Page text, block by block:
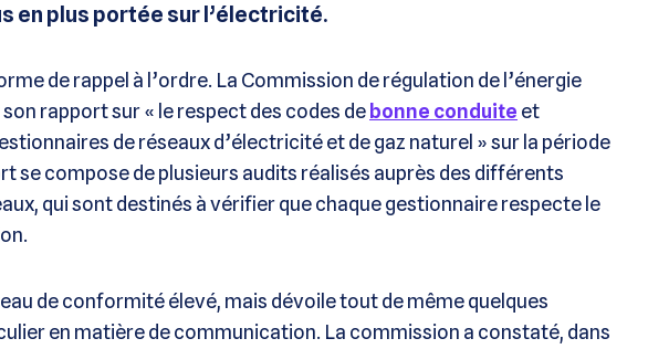
en plus portée sur l’électricité.
de rappel à l’ordre. La Commission de régulation de l’énergie
son rapport sur « le respect des codes de bonne conduite et
de réseaux d’électricité et de gaz naturel » sur la période
se compose de plusieurs audits réalisés auprès des différents
qui sont destinés à vérifier que chaque gestionnaire respecte le
de conformité élevé, mais dévoile tout de même quelques
en matière de communication. La commission a constaté, dans